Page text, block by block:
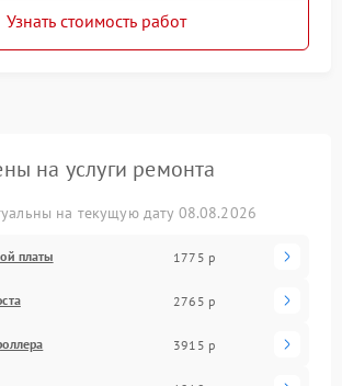
Узнать стоимость работ
на услуги ремонта
на текущую дату 08.08.2026
платы 1775 р
2765 р
3915 р